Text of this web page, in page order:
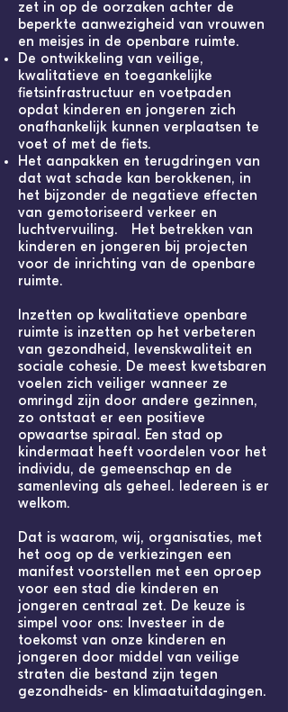
zet in op de oorzaken achter de
beperkte aanwezigheid van vrouwen
en meisjes in de openbare ruimte.
De ontwikkeling van veilige,
kwalitatieve en toegankelijke
fietsinfrastructuur en voetpaden
opdat kinderen en jongeren zich
onafhankelijk kunnen verplaatsen te
voet of met de fiets.
Het aanpakken en terugdringen van
dat wat schade kan berokkenen, in
het bijzonder de negatieve effecten
van gemotoriseerd verkeer en
luchtvervuiling. Het betrekken van
kinderen en jongeren bij projecten
voor de inrichting van de openbare
ruimte.
Inzetten op kwalitatieve openbare
ruimte is inzetten op het verbeteren
van gezondheid, levenskwaliteit en
sociale cohesie. De meest kwetsbaren
voelen zich veiliger wanneer ze
omringd zijn door andere gezinnen,
zo ontstaat er een positieve
opwaartse spiraal. Een stad op
kindermaat heeft voordelen voor het
individu, de gemeenschap en de
samenleving als geheel. Iedereen is er
welkom.
Dat is waarom, wij, organisaties, met
het oog op de verkiezingen een
manifest voorstellen met een oproep
voor een stad die kinderen en
jongeren centraal zet. De keuze is
simpel voor ons: Investeer in de
toekomst van onze kinderen en
jongeren door middel van veilige
straten die bestand zijn tegen
gezondheids- en klimaatuitdagingen.